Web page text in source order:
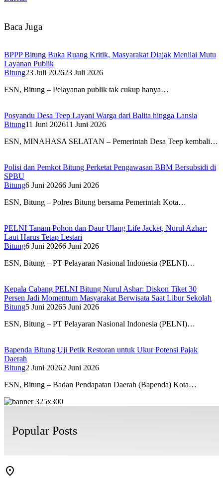
Baca Juga
BPPP Bitung Buka Ruang Kritik, Masyarakat Diajak Menilai Mutu
Layanan Publik
Bitung23 Juli 202623 Juli 2026
ESN, Bitung – Pelayanan publik tak cukup hanya…
Posyandu Desa Teep Layani Warga dari Balita hingga Lansia
Bitung11 Juni 202611 Juni 2026
ESN, MINAHASA SELATAN – Pemerintah Desa Teep kembali…
Polisi dan Pemkot Bitung Perketat Pengawasan BBM Bersubsidi di
SPBU
Bitung6 Juni 20266 Juni 2026
ESN, Bitung – Polres Bitung bersama Pemerintah Kota…
PELNI Tanam Pohon dan Daur Ulang Life Jacket, Nurul Azhar:
Laut Harus Tetap Lestari
Bitung6 Juni 20266 Juni 2026
ESN, Bitung – PT Pelayaran Nasional Indonesia (PELNI)…
Kepala Cabang PELNI Bitung Nurul Ashar: Diskon Tiket 30
Persen Jadi Momentum Masyarakat Berwisata Saat Libur Sekolah
Bitung5 Juni 20265 Juni 2026
ESN, Bitung – PT Pelayaran Nasional Indonesia (PELNI)…
Bapenda Bitung Uji Petik Restoran untuk Ukur Potensi Pajak
Daerah
Bitung2 Juni 20262 Juni 2026
ESN, Bitung – Badan Pendapatan Daerah (Bapenda) Kota…
Popular Posts